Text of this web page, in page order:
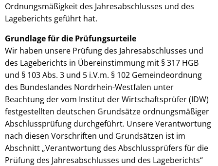
Ordnungsmäßigkeit des Jahresabschlusses und des
Lageberichts geführt hat.
Grundlage für die Prüfungsurteile
Wir haben unsere Prüfung des Jahresabschlusses und
des Lageberichts in Übereinstimmung mit § 317 HGB
und § 103 Abs. 3 und 5 i.V.m. § 102 Gemeindeordnung
des Bundeslandes Nordrhein-Westfalen unter
Beachtung der vom Institut der Wirtschaftsprüfer (IDW)
festgestellten deutschen Grundsätze ordnungsmäßiger
Abschlussprüfung durchgeführt. Unsere Verantwortung
nach diesen Vorschriften und Grundsätzen ist im
Abschnitt „Verantwortung des Abschlussprüfers für die
Prüfung des Jahresabschlusses und des Lageberichts“